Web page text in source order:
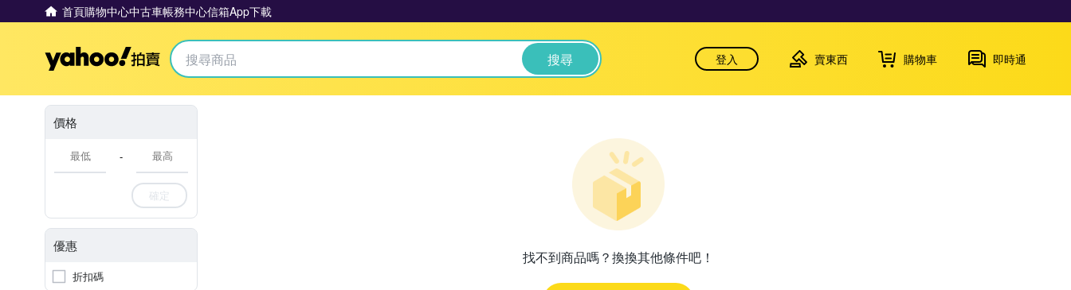
首頁購物中心中古車帳務中心信箱App下載
Yahoo拍賣 搜尋 登入 賣東西 購物車 即時通
價格
-
確定
優惠
折扣碼
找不到商品嗎？換換其他條件吧！